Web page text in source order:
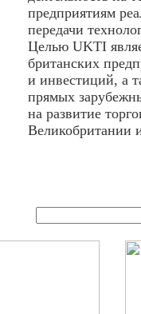
предприятиям
передачи
Целью UKTI
британских
и инвестиций, а
прямых
на развитие
Великобритании